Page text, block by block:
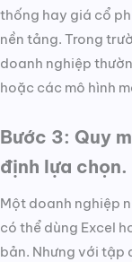
thống hay giá cổ
nền tảng. Trong
doanh nghiệp
hoặc các mô hình
Bước 3: Quy
định lựa chọn.
Một doanh nghiệp
có thể dùng Excel
bản. Nhưng với tập